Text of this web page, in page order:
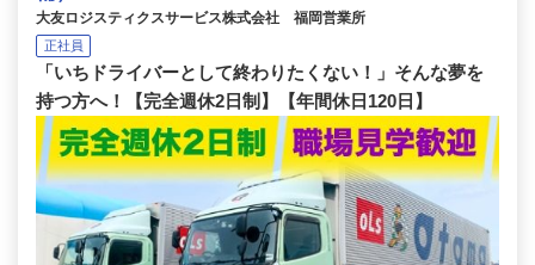
大友ロジスティクスサービス株式会社 福岡営業所
正社員
「いちドライバーとして終わりたくない！」そんな夢を
持つ方へ！【完全週休2日制】【年間休日120日】